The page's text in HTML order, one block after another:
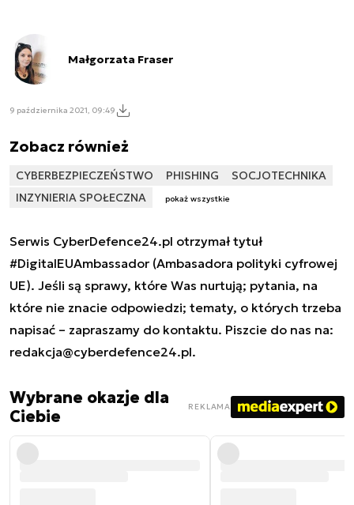
Małgorzata Fraser
9 października 2021, 09:49
Zobacz również
CYBERBEZPIECZEŃSTWO PHISHING
SOCJOTECHNIKA
INZYNIERIA SPOŁECZNA
pokaż wszystkie
Serwis CyberDefence24.pl otrzymał tytuł
#DigitalEUAmbassador (Ambasadora polityki cyfrowej
UE). Jeśli są sprawy, które Was nurtują; pytania, na
które nie znacie odpowiedzi; tematy, o których trzeba
napisać – zapraszamy do kontaktu. Piszcie do nas na:
redakcja@cyberdefence24.pl.
Wybrane okazje dla
Ciebie
REKLAMA